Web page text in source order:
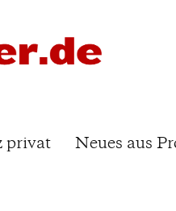
privat Neues aus